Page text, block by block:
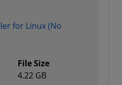
for Linux (No
File Size
4.22 GB